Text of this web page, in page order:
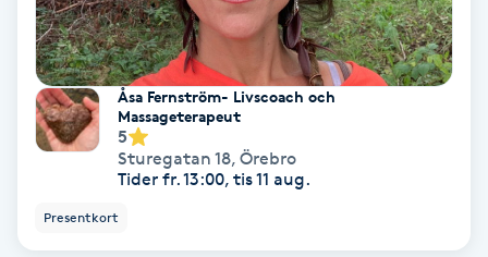
Bröllopsuppsättning
Celluliter
Color correction
Åsa Fernström- Livscoach och
Massageterapeut
5
Sturegatan 18, Örebro
Tider fr. 13:00, tis 11 aug.
Presentkort